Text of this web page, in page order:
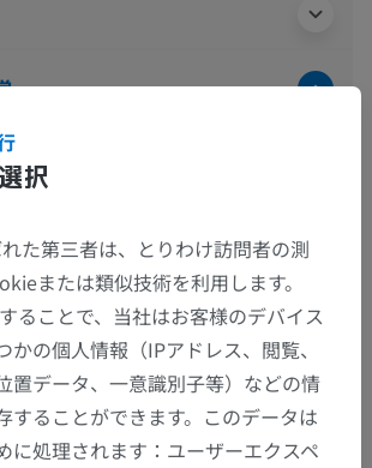
脳
hemispherii cerebri
解剖学的部位には下位構造がありま
択
た第三者は、とりわけ訪問者の測
または類似技術を利用します。
ることで、当社はお客様のデバイス
かの個人情報（IPアドレス、閲覧、
置データ、一意識別子等）などの情
することができます。このデータは
に処理されます：ユーザーエクスペ